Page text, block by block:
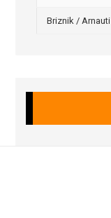
Briznik / Arnauti